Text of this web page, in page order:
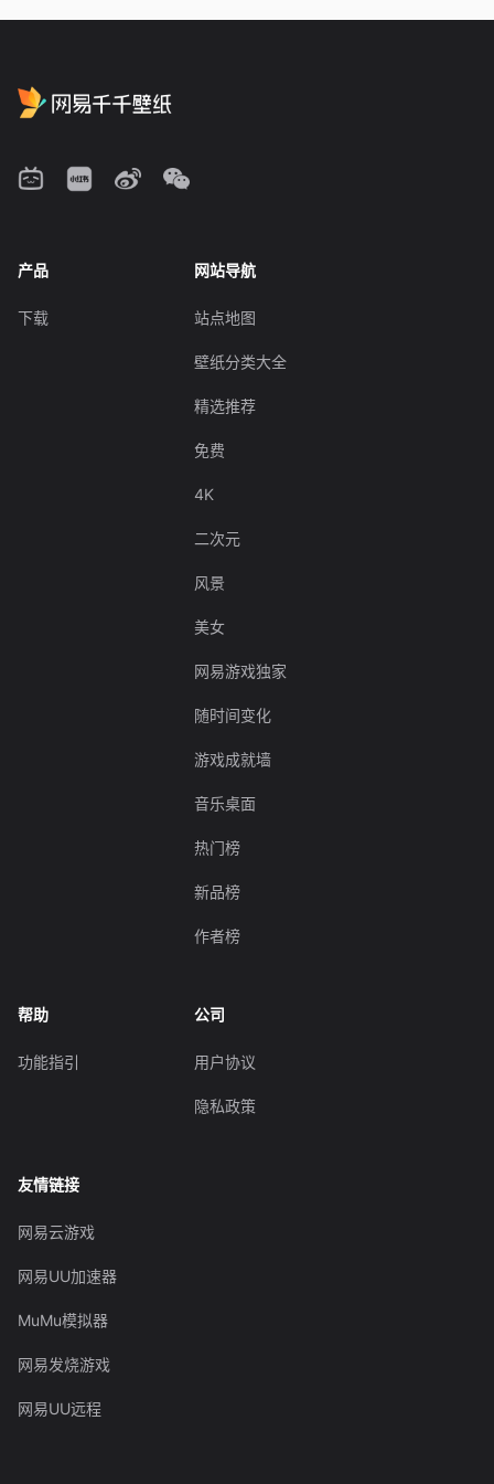
产品
下载
网站导航
站点地图
壁纸分类大全
精选推荐
免费
4K
二次元
风景
美女
网易游戏独家
随时间变化
游戏成就墙
音乐桌面
热门榜
新品榜
作者榜
帮助
功能指引
公司
用户协议
隐私政策
友情链接
网易云游戏
网易UU加速器
MuMu模拟器
网易发烧游戏
网易UU远程